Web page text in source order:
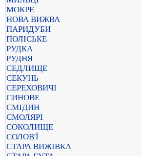
МОКРЕ
НОВА ВИЖВА
ПАРИДУБИ
ПОЛІСЬКЕ
РУДКА
РУДНЯ
СЕДЛИЩЕ
СЕКУНЬ
СЕРЕХОВИЧІ
СИНОВЕ
СМІДИН
СМОЛЯРІ
СОКОЛИЩЕ
СОЛОВ'Ї
СТАРА ВИЖІВКА